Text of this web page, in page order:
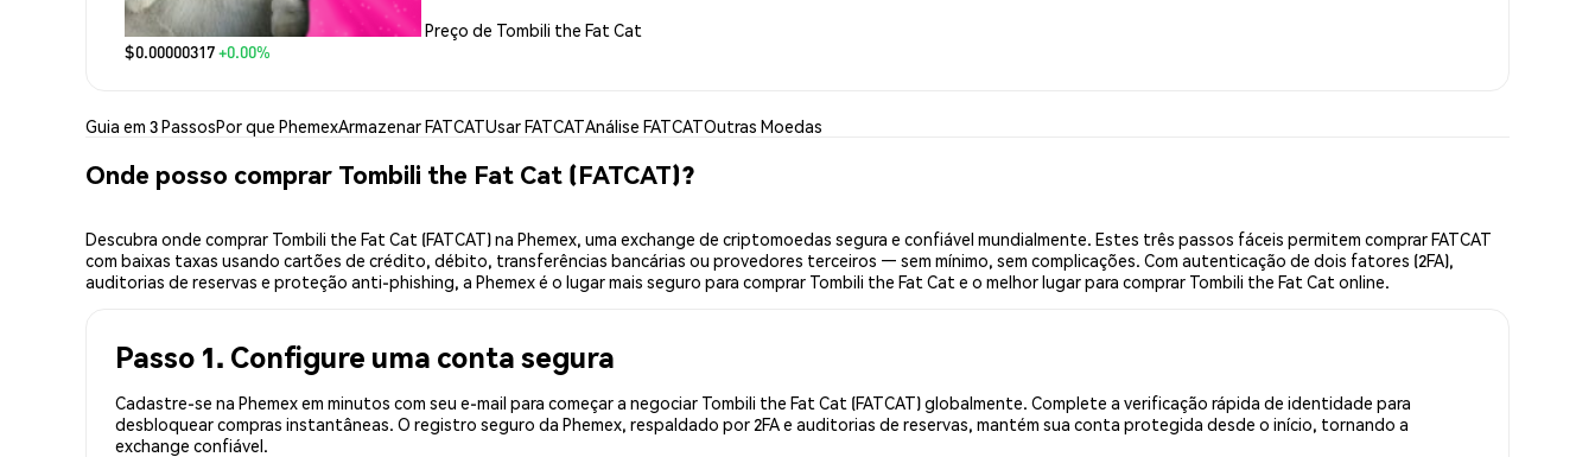
Preço de Tombili the Fat Cat
$0.00000317+0.00%
Guia em 3 PassosPor que PhemexArmazenar FATCATUsar FATCATAnálise FATCATOutras Moedas
Onde posso comprar Tombili the Fat Cat (FATCAT)?
Descubra onde comprar Tombili the Fat Cat (FATCAT) na Phemex, uma exchange de criptomoedas segura e confiável mundialmente. Estes três passos fáceis permitem comprar FATCAT
com baixas taxas usando cartões de crédito, débito, transferências bancárias ou provedores terceiros — sem mínimo, sem complicações. Com autenticação de dois fatores (2FA),
auditorias de reservas e proteção anti-phishing, a Phemex é o lugar mais seguro para comprar Tombili the Fat Cat e o melhor lugar para comprar Tombili the Fat Cat online.
Passo 1. Configure uma conta segura
Cadastre-se na Phemex em minutos com seu e-mail para começar a negociar Tombili the Fat Cat (FATCAT) globalmente. Complete a verificação rápida de identidade para
desbloquear compras instantâneas. O registro seguro da Phemex, respaldado por 2FA e auditorias de reservas, mantém sua conta protegida desde o início, tornando a
exchange confiável.